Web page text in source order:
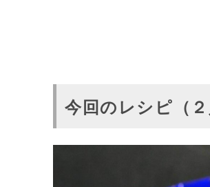
今回のレシピ（２